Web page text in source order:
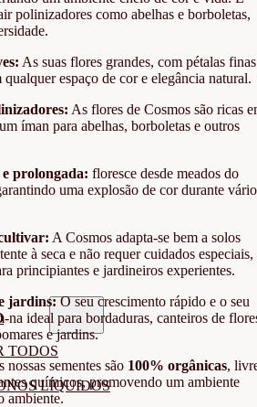
TODOS
LÍQUIDOS
polinizadores como abelhas e borboletas,
As suas flores grandes, com pétalas
espaço de cor e elegância natural.
As flores de Cosmos são ricas
íman para abelhas, borboletas e outros
prolongada: floresce desde meados do
uma explosão de cor durante
A Cosmos adapta-se bem a solos
à seca e não requer cuidados especiais,
principiantes e jardineiros experientes.
jardins:O seu crescimento rápido e o seu
na ideal para bordaduras, canteiros de
e jardins.
nossas sementes são 100% orgânicas,
químicos, promovendo um ambiente
ambiente.